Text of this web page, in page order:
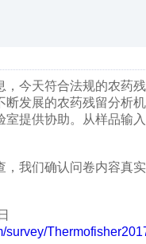
今天符合法规的农药
发展的农药残留分析
提供协助。从样品输
我们确认问卷内容真
survey/